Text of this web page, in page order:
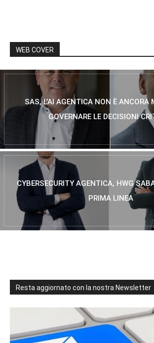
WEB COVER
SAS, L’AI AGENTICA NON È ANCORA
GOVERNARE LE DECISIONI
CYBERSECURITY AGENTICA, HWG
PRIMA LINEA
Resta aggiornato con la nostra Newsletter